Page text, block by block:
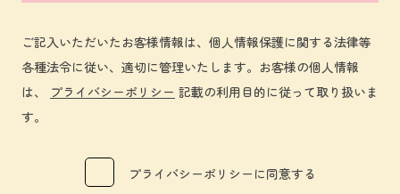
ご記入いただいたお客様情報は、個人情報保護に関する法律等
各種法令に従い、適切に管理いたします。お客様の個人情報
は、 プライバシーポリシー 記載の利用目的に従って取り扱いま
す。
プライバシーポリシーに同意する